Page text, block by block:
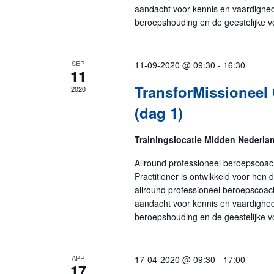
aandacht voor kennis en
beroepshouding en de geestelijke
SEP
11
2020
11-09-2020 @ 09:30 - 16:30
(dag 1)
Trainingslocatie Midden
Allround professioneel
Practitioner is ontwikkeld voor hen
allround professioneel
aandacht voor kennis en
beroepshouding en de geestelijke
APR 17-04-2020 @ 09:30 - 17:00